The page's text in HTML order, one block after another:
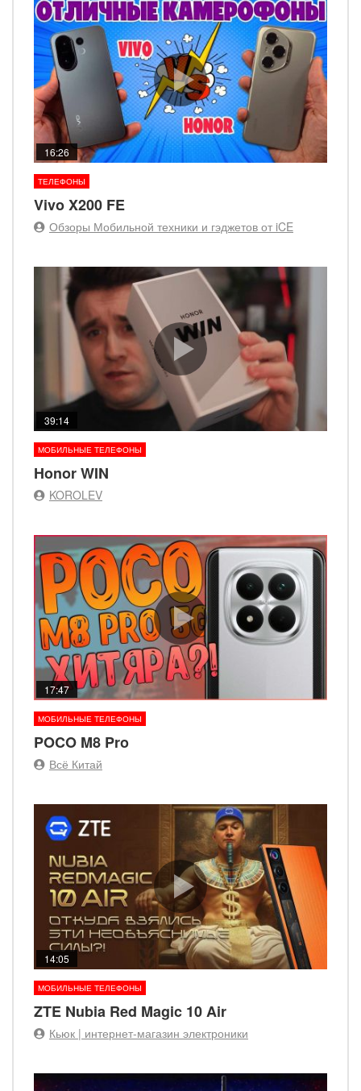
16:26
ТЕЛЕФОНЫ
Vivo X200 FE
Обзоры Мобильной техники и гэджетов от iCE
39:14
МОБИЛЬНЫЕ ТЕЛЕФОНЫ
Honor WIN
KOROLEV
17:47
МОБИЛЬНЫЕ ТЕЛЕФОНЫ
POCO M8 Pro
Всё Китай
14:05
МОБИЛЬНЫЕ ТЕЛЕФОНЫ
ZTE Nubia Red Magic 10 Air
Кьюк | интернет-магазин электроники